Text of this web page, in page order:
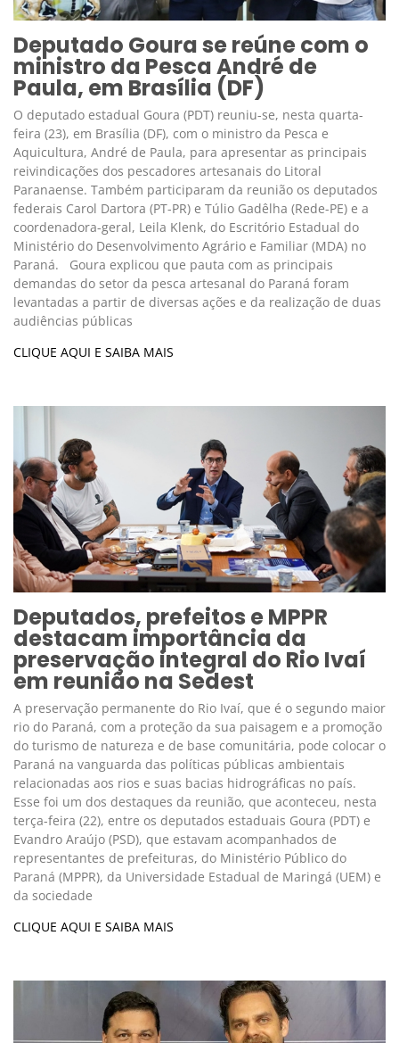
Deputado Goura se reúne com o
ministro da Pesca André de
Paula, em Brasília (DF)
O deputado estadual Goura (PDT) reuniu-se, nesta quarta-
feira (23), em Brasília (DF), com o ministro da Pesca e
Aquicultura, André de Paula, para apresentar as principais
reivindicações dos pescadores artesanais do Litoral
Paranaense. Também participaram da reunião os deputados
federais Carol Dartora (PT-PR) e Túlio Gadêlha (Rede-PE) e a
coordenadora-geral, Leila Klenk, do Escritório Estadual do
Ministério do Desenvolvimento Agrário e Familiar (MDA) no
Paraná. Goura explicou que pauta com as principais
demandas do setor da pesca artesanal do Paraná foram
levantadas a partir de diversas ações e da realização de duas
audiências públicas
CLIQUE AQUI E SAIBA MAIS
Deputados, prefeitos e MPPR
destacam importância da
preservação integral do Rio Ivaí
em reunião na Sedest
A preservação permanente do Rio Ivaí, que é o segundo maior
rio do Paraná, com a proteção da sua paisagem e a promoção
do turismo de natureza e de base comunitária, pode colocar o
Paraná na vanguarda das políticas públicas ambientais
relacionadas aos rios e suas bacias hidrográficas no país.
Esse foi um dos destaques da reunião, que aconteceu, nesta
terça-feira (22), entre os deputados estaduais Goura (PDT) e
Evandro Araújo (PSD), que estavam acompanhados de
representantes de prefeituras, do Ministério Público do
Paraná (MPPR), da Universidade Estadual de Maringá (UEM) e
da sociedade
CLIQUE AQUI E SAIBA MAIS